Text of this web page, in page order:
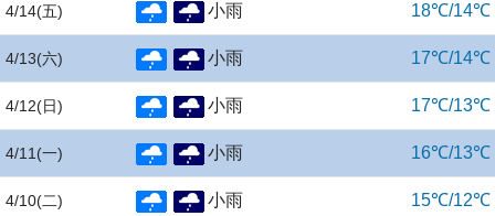
4/14(五) 小雨 18℃/14℃
4/13(六) 小雨 17℃/14℃
4/12(日) 小雨 17℃/13℃
4/11 (一) 小雨 16℃/13℃
4/10(二) 小雨 15℃/12℃